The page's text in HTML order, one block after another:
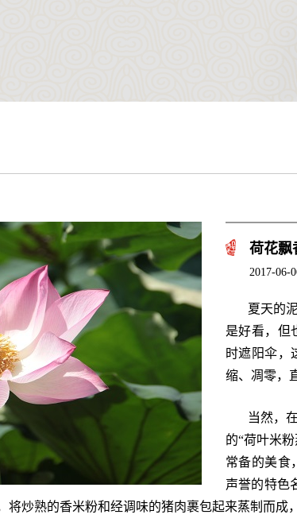
荷花飘
2017-06-
夏天的
是好看，但
时遮阳伞，
缩、凋零，
当然，
的“荷叶米
常备的美食
声誉的特色
将炒熟的香米粉和经调味的猪肉裹包起来蒸制而成